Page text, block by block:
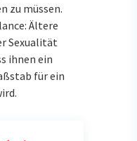
zu müssen.
Ältere
Sexualität
ihnen ein
für ein